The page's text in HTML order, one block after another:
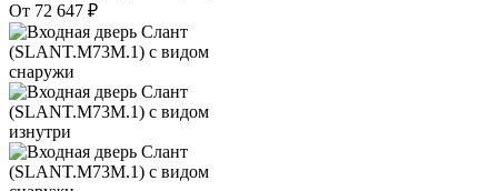
От 72 647 ₽